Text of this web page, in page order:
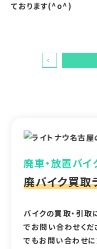
ております(^o^)
廃車・放置バイ
廃バイク買取
バイクの買取・引取
でお問い合わせくだ
でもお問い合わせに